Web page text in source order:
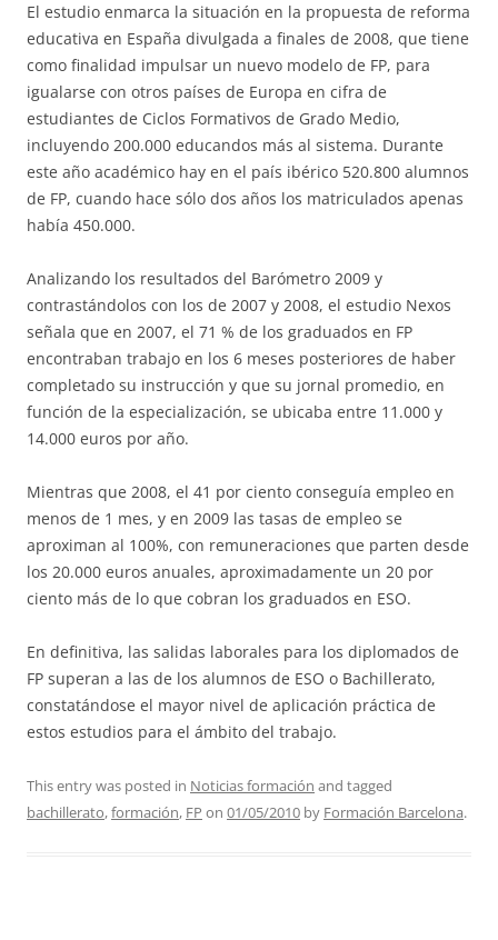
El estudio enmarca la situación en la propuesta de reforma
educativa en España divulgada a finales de 2008, que tiene
como finalidad impulsar un nuevo modelo de FP, para
igualarse con otros países de Europa en cifra de
estudiantes de Ciclos Formativos de Grado Medio,
incluyendo 200.000 educandos más al sistema. Durante
este año académico hay en el país ibérico 520.800 alumnos
de FP, cuando hace sólo dos años los matriculados apenas
había 450.000.
Analizando los resultados del Barómetro 2009 y
contrastándolos con los de 2007 y 2008, el estudio Nexos
señala que en 2007, el 71 % de los graduados en FP
encontraban trabajo en los 6 meses posteriores de haber
completado su instrucción y que su jornal promedio, en
función de la especialización, se ubicaba entre 11.000 y
14.000 euros por año.
Mientras que 2008, el 41 por ciento conseguía empleo en
menos de 1 mes, y en 2009 las tasas de empleo se
aproximan al 100%, con remuneraciones que parten desde
los 20.000 euros anuales, aproximadamente un 20 por
ciento más de lo que cobran los graduados en ESO.
En definitiva, las salidas laborales para los diplomados de
FP superan a las de los alumnos de ESO o Bachillerato,
constatándose el mayor nivel de aplicación práctica de
estos estudios para el ámbito del trabajo.
This entry was posted in Noticias formación and tagged
bachillerato,formación, FP on 01/05/2010 by Formación Barcelona.